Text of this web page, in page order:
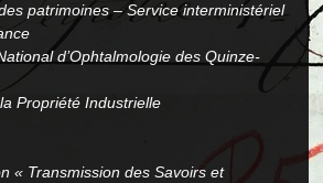
patrimoines – Service interministériel
d’Ophtalmologie des Quinze-
Propriété Industrielle
« Transmission des Savoirs et